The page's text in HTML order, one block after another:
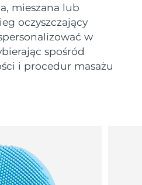
mieszana lub
oczyszczający
w
spośród
i procedur masażu